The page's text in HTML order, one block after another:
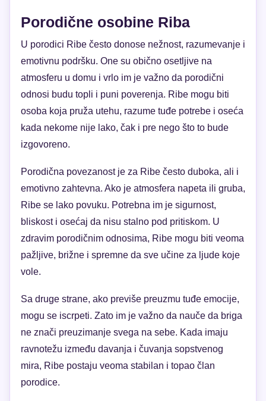
Porodične osobine Riba
U porodici Ribe često donose nežnost, razumevanje i
emotivnu podršku. One su obično osetljive na
atmosferu u domu i vrlo im je važno da porodični
odnosi budu topli i puni poverenja. Ribe mogu biti
osoba koja pruža utehu, razume tuđe potrebe i oseća
kada nekome nije lako, čak i pre nego što to bude
izgovoreno.
Porodična povezanost je za Ribe često duboka, ali i
emotivno zahtevna. Ako je atmosfera napeta ili gruba,
Ribe se lako povuku. Potrebna im je sigurnost,
bliskost i osećaj da nisu stalno pod pritiskom. U
zdravim porodičnim odnosima, Ribe mogu biti veoma
pažljive, brižne i spremne da sve učine za ljude koje
vole.
Sa druge strane, ako previše preuzmu tuđe emocije,
mogu se iscrpeti. Zato im je važno da nauče da briga
ne znači preuzimanje svega na sebe. Kada imaju
ravnotežu između davanja i čuvanja sopstvenog
mira, Ribe postaju veoma stabilan i topao član
porodice.